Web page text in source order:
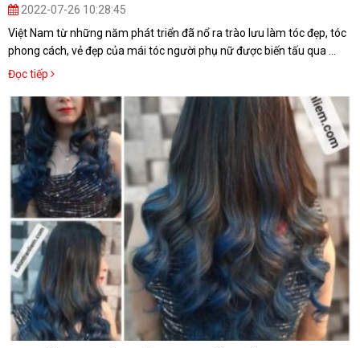
2022-07-26 10:28:45
Việt Nam từ những năm phát triển đã nổ ra trào lưu làm tóc đẹp, tóc
phong cách, vẻ đẹp của mái tóc người phụ nữ được biến tấu qua ...
Đọc tiếp